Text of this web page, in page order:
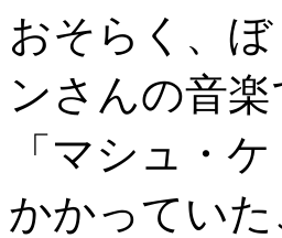
おそらく、
ンさんの音
「マシュ・
かかってい